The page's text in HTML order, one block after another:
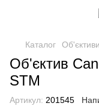
Каталог Об'єктиви
Об'єктив
STM
Артикул: 201545